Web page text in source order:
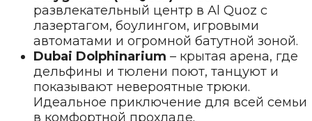
развлекательный центр в Al Quoz с
лазертагом, боулингом, игровыми
автоматами и огромной батутной зоной.
Dubai Dolphinarium – крытая арена, где
дельфины и тюлени поют, танцуют и
показывают невероятные трюки.
Идеальное приключение для всей семьи
в комфортной прохладе.